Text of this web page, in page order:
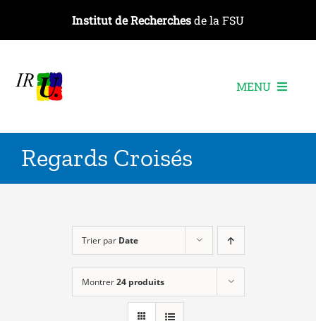
contenu
Institut de Recherchesde la FSU
MENU
Les recherches
Les événements
Regards Croisés
Trier par Date
Montrer24 produits